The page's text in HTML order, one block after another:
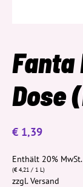
Fanta
Dose
€ 1,39
Enthält 20% MwSt.
(€4,21 / 1 L)
zzgl.Versand